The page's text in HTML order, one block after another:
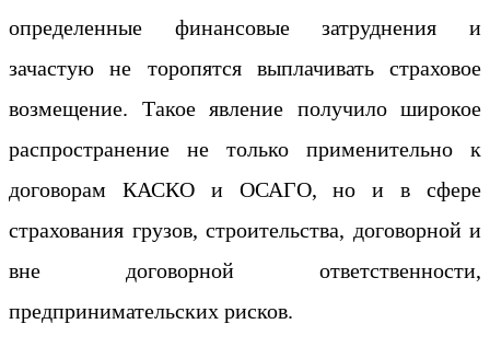
определенные финансовые затруднения и
зачастую не торопятся выплачивать страховое
возмещение. Такое явление получило широкое
распространение не только применительно к
договорам КАСКО и ОСАГО, но и в сфере
страхования грузов, строительства, договорной и
вне договорной ответственности,
предпринимательских рисков.